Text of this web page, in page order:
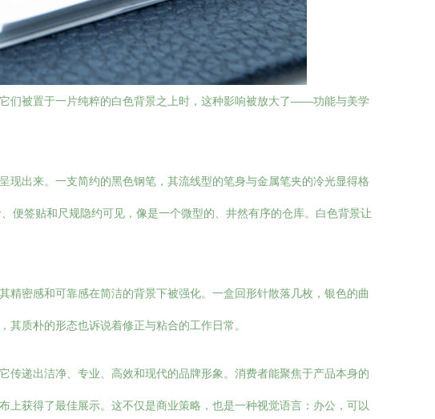
们被置于一片纯粹的白色背景之上时，这种影响被放大了——功能与美学
出来。一支简约的黑色钢笔，其流线型的笔身与金属笔夹的冷光显得格
便签贴和尺规隐约可见，像是一个微型的、井然有序的仓库。白色背景让
密感和可靠感在简洁的背景下被强化。一盒回形针散落几枚，银色的曲
质朴的形态也诉说着修正与粘合的工作日常。
递出洁净、专业、高效和现代的品牌形象。消费者能聚焦于产品本身的
获得了最佳展示。这不仅是商业策略，也是一种视觉语言：办公，可以